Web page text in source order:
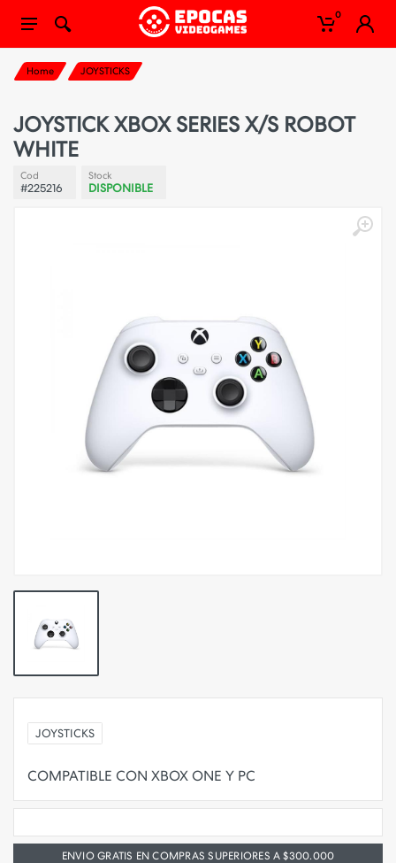
0
Home JOYSTICKS
JOYSTICK XBOX SERIES X/S ROBOT
WHITE
Cod
#225216
Stock
DISPONIBLE
JOYSTICKS
ENVIO GRATIS EN COMPRAS SUPERIORES A $300.000